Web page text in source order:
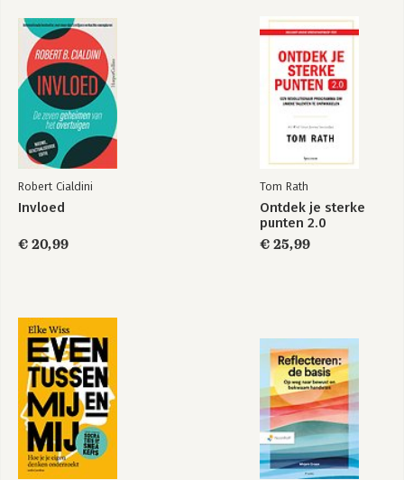
Deel 2: Specifieke soorten plankenkoorts
11. 'O jee, daar gaat-ie weer'- traumaplankenkoorts
12. 'Ze zullen me afwijzen'- sociale plankenkoorts
13. 'Ik val flauw en ik word gek!'- paniekplankenkoorts
14. De controlefreak'- dwangplankenkoorts
15. De piekeraar - piekerplankenkoorts
Deel 3: Aanvullende oefeningen en handleiding voor de
toekomst
16. Als ik me somber voel
18. Hoe voorkom ik een terugval?
Aanbevolen literatuur
Robert Cialdini
Invloed
€ 20,99
Tom Rath
Ontdek je sterke
punten 2.0
€ 25,99